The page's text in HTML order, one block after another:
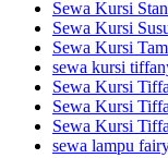
Sewa Kursi
Sewa Kursi
Sewa Kursi
sewa kursi
Sewa Kursi
Sewa Kursi
Sewa Kursi
sewa lampu